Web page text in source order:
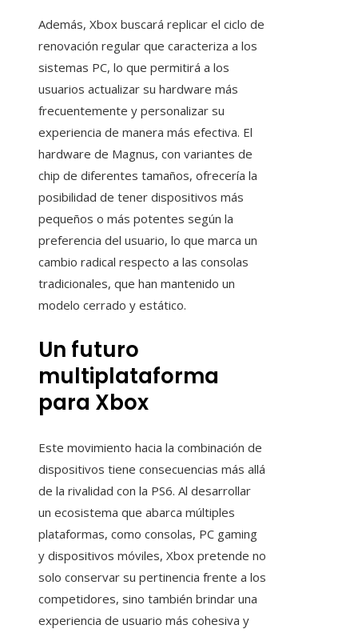
Además, Xbox buscará replicar el ciclo de
renovación regular que caracteriza a los
sistemas PC, lo que permitirá a los
usuarios actualizar su hardware más
frecuentemente y personalizar su
experiencia de manera más efectiva. El
hardware de Magnus, con variantes de
chip de diferentes tamaños, ofrecería la
posibilidad de tener dispositivos más
pequeños o más potentes según la
preferencia del usuario, lo que marca un
cambio radical respecto a las consolas
tradicionales, que han mantenido un
modelo cerrado y estático.
Un futuro
multiplataforma
para Xbox
Este movimiento hacia la combinación de
dispositivos tiene consecuencias más allá
de la rivalidad con la PS6. Al desarrollar
un ecosistema que abarca múltiples
plataformas, como consolas, PC gaming
y dispositivos móviles, Xbox pretende no
solo conservar su pertinencia frente a los
competidores, sino también brindar una
experiencia de usuario más cohesiva y